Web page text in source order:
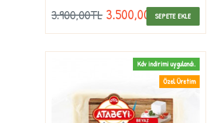
3.900,00TL 3.500,00TLSEPETE EKLE
Özel Üretim
Kdv indirimi uygulandı.